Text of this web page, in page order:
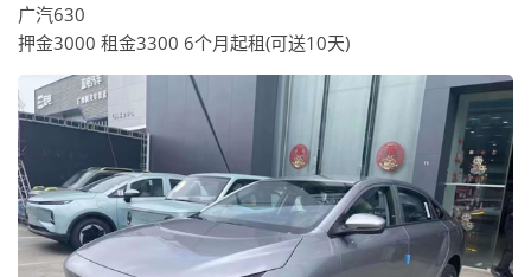
广汽630
押金3000 租金3300 6个月起租(可送10天)